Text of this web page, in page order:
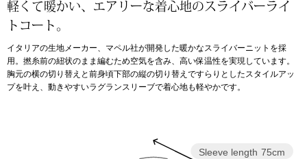
ダーウェア
ボストンバッグ
軽くて暖かい、エアリーな着心地のスライバーライ
トコート。
イタリアの生地メーカー、マペル社が開発した暖かなスライバーニットを採
用。撚糸前の紐状のまま編むため空気を含み、高い保温性を実現しています。
胸元の横の切り替えと前身頃下部の縦の切り替えですらりとしたスタイルアッ
プを叶え、動きやすいラグランスリーブで着心地も軽やかです。
Sleeve length 75cm